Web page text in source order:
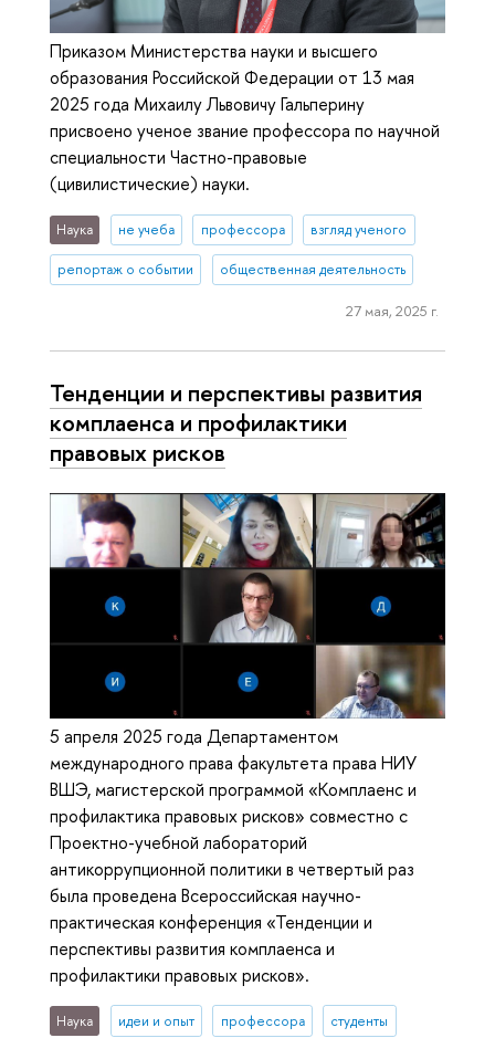
Приказом Министерства науки и высшего
образования Российской Федерации от 13 мая
2025 года Михаилу Львовичу Гальперину
присвоено ученое звание профессора по научной
специальности Частно-правовые
(цивилистические) науки.
Наука не учеба профессора взгляд ученого
репортаж о событии общественная деятельность
27 мая, 2025 г.
Тенденции и перспективы развития
комплаенса и профилактики
правовых рисков
5 апреля 2025 года Департаментом
международного права факультета права НИУ
ВШЭ, магистерской программой «Комплаенс и
профилактика правовых рисков» совместно с
Проектно-учебной лабораторий
антикоррупционной политики в четвертый раз
была проведена Всероссийская научно-
практическая конференция «Тенденции и
перспективы развития комплаенса и
профилактики правовых рисков».
Наука идеи и опыт профессора студенты